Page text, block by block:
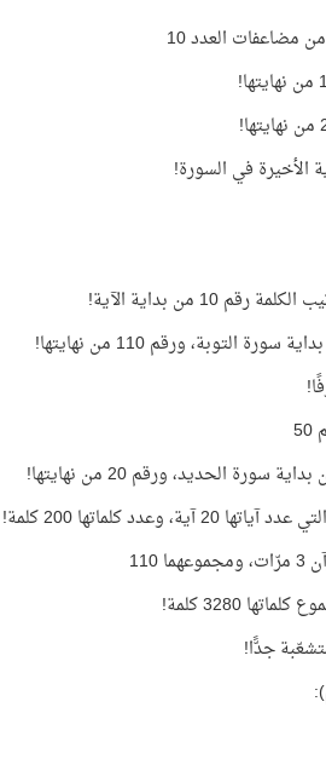
مضاعفات العدد 10
من بداية الآية!
كلماتها 200 كلمة!
3280 كلمة!
جدًّا!